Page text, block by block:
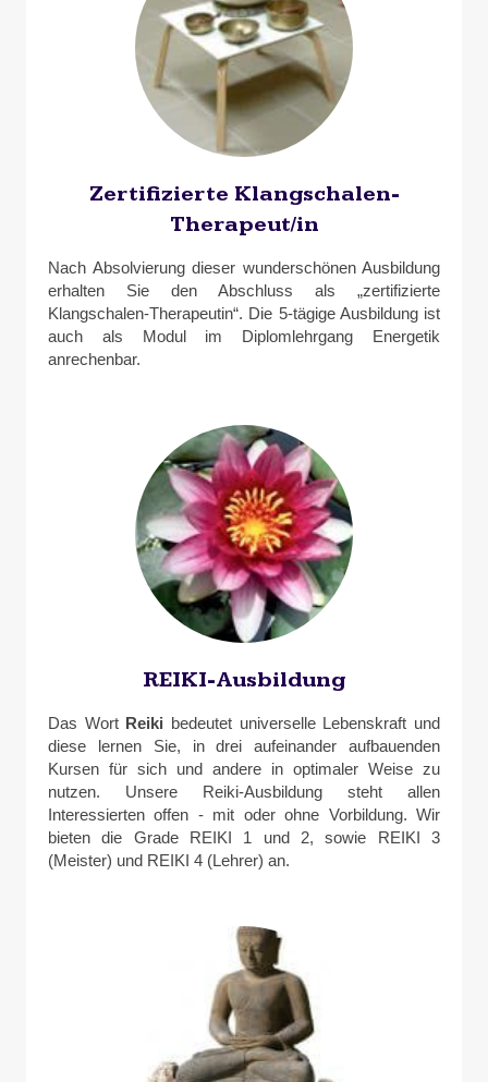
Zertifizierte Klangschalen-
Therapeut/in
Nach Absolvierung dieser wunderschönen Ausbildung
erhalten Sie den Abschluss als „zertifizierte
Klangschalen-Therapeutin“. Die 5-tägige Ausbildung ist
auch als Modul im Diplomlehrgang Energetik
anrechenbar.
REIKI-Ausbildung
Das WortReiki bedeutet universelle Lebenskraft und
diese lernen Sie, in drei aufeinander aufbauenden
Kursen für sich und andere in optimaler Weise zu
nutzen. Unsere Reiki-Ausbildung steht allen
Interessierten offen - mit oder ohne Vorbildung. Wir
bieten die Grade REIKI 1 und 2, sowie REIKI 3
(Meister) und REIKI 4 (Lehrer) an.